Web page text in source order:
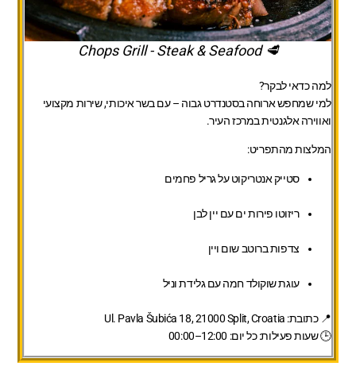
🥩 Chops Grill - Steak & Seafood
למה כדאי לבקר?
למי שמחפש ארוחה בסטנדרט גבוה – עם בשר איכותי, שירות מקצועי
ואווירה אלגנטית במרכז העיר.
המלצות מהתפריט:
סטייק אנטריקוט על גריל פחמים
ריזוטו פירות ים עם יין לבן
צדפות ברוטב שום ויין
עוגת שוקולד חמה עם גלידת וניל
📍 כתובת: Ul. Pavla Šubića 18, 21000 Split, Croatia
🕒 שעות פעילות: כל יום: 12:00–00:00